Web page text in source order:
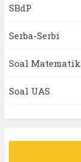
SBdP
Serba-Serbi
Soal
Soal UAS